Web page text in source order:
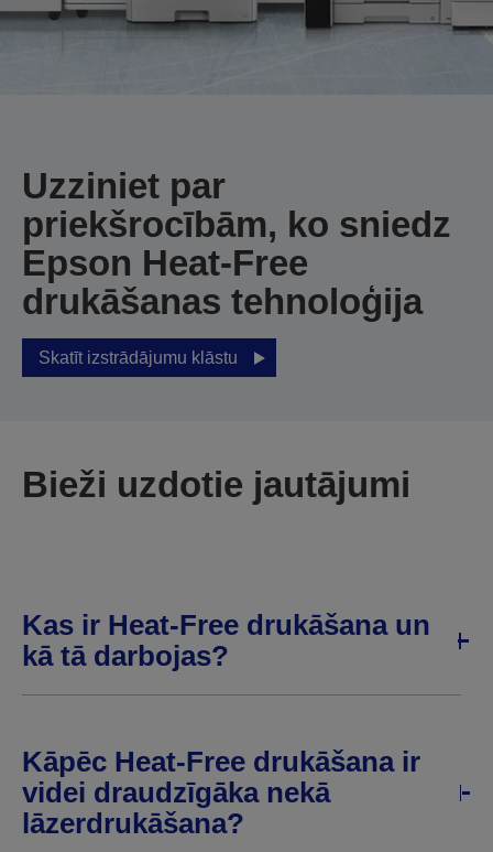
Uzziniet par
priekšrocībām, ko sniedz
Epson Heat-Free
drukāšanas tehnoloģija
Skatīt izstrādājumu klāstu
Bieži uzdotie jautājumi
Kas ir Heat-Free drukāšana un
kā tā darbojas?
Kāpēc Heat-Free drukāšana ir
videi draudzīgāka nekā
lāzerdrukāšana?